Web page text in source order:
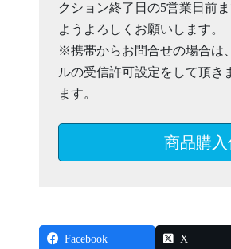
クション終了日の5営業日前
ようよろしくお願いします。
※携帯からお問合せの場合は
ルの受信許可設定をして頂き
ます。
商品購
Facebook X